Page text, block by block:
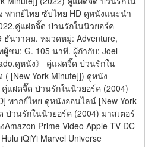
พากย์ไทย ซับไทย HD ดูหนังแนะนำ
คู่แฝดจี๊ด ป่วนรักในนิวยอร์ค
ธันวาคม. หมวดหมู่: Adventure,
ผู้ชม: G. 105 นาที. ผู้กำกับ: Joel
ดูหนัง》 คู่แฝดจี๊ด ป่วนรักใน
( [New York Minute]]) ดูหนัง
แฝดจี๊ด ป่วนรักในนิวยอร์ค (2004)
พากย์ไทย ดูหนังออนไลน์ [New York
ป่วนรักในนิวยอร์ค (2004) มาสเตอร์
Prime Video Apple TV DC
iQiYi Marvel Universe